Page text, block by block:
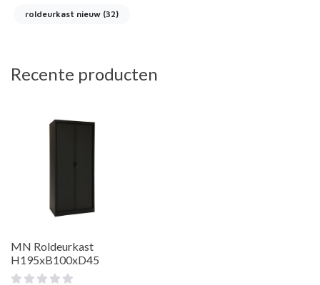
roldeurkast nieuw (32)
Recente producten
MN Roldeurkast
H195xB100xD45